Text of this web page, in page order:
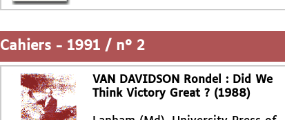
Cahiers - 1991 / n° 2
VAN DAVIDSON Rondel : Did We
Think Victory Great ? (1988)